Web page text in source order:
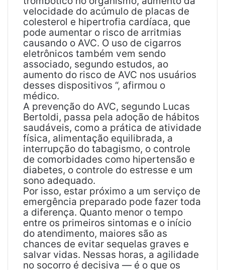
velocidade do acúmulo de placas de
colesterol e hipertrofia cardíaca, que
pode aumentar o risco de arritmias
causando o AVC. O uso de cigarros
eletrônicos também vem sendo
associado, segundo estudos, ao
aumento do risco de AVC nos usuários
desses dispositivos “, afirmou o
médico.
A prevenção do AVC, segundo Lucas
Bertoldi, passa pela adoção de hábitos
saudáveis, como a prática de atividade
física, alimentação equilibrada, a
interrupção do tabagismo, o controle
de comorbidades como hipertensão e
diabetes, o controle do estresse e um
sono adequado.
Por isso, estar próximo a um serviço de
emergência preparado pode fazer toda
a diferença. Quanto menor o tempo
entre os primeiros sintomas e o início
do atendimento, maiores são as
chances de evitar sequelas graves e
salvar vidas. Nessas horas, a agilidade
no socorro é decisiva — é o que os